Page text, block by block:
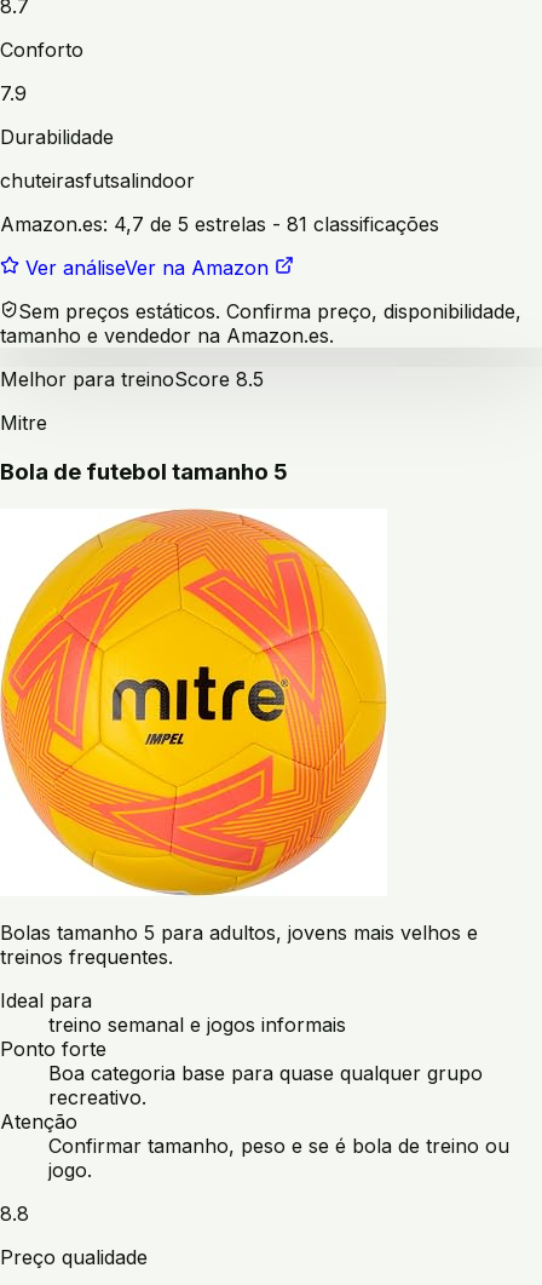
8.7
Conforto
7.9
Durabilidade
chuteirasfutsalindoor
Amazon.es: 4,7 de 5 estrelas - 81 classificações
Ver análiseVer na Amazon
Sem preços estáticos. Confirma preço, disponibilidade,
tamanho e vendedor na Amazon.es.
Melhor para treinoScore 8.5
Mitre
Bola de futebol tamanho 5
Bolas tamanho 5 para adultos, jovens mais velhos e
treinos frequentes.
Ideal para
treino semanal e jogos informais
Ponto forte
Boa categoria base para quase qualquer grupo
recreativo.
Atenção
Confirmar tamanho, peso e se é bola de treino ou
jogo.
8.8
Preço qualidade